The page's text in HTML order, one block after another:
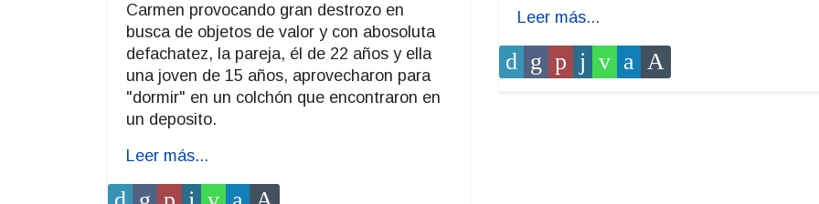
Carmen provocando gran destrozo en
busca de objetos de valor y con abosoluta
defachatez, la pareja, él de 22 años y ella
una joven de 15 años, aprovecharon para
"dormir" en un colchón que encontraron en
un deposito.
Leer más...
Leer más...